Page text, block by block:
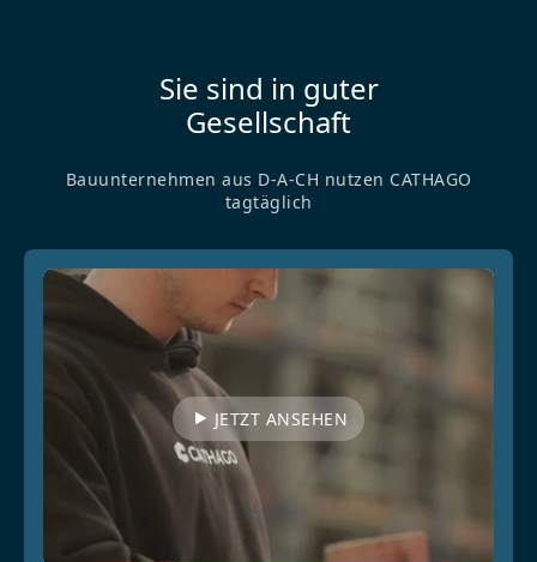
Sie sind in guter
Gesellschaft
Bauunternehmen aus D-A-CH nutzen CATHAGO
tagtäglich
JETZT ANSEHEN